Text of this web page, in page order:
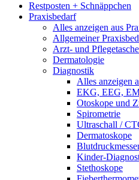
Restposten + Schnäppchen
Praxisbedarf
Alles anzeigen aus
Allgemeiner
Arzt- und
Dermatologie
Diagnostik
Alles anzeigen
EKG, EEG,
Otoskope und
Spirometrie
Ultraschall /
Dermatoskope
Kinder-
Stethoskope